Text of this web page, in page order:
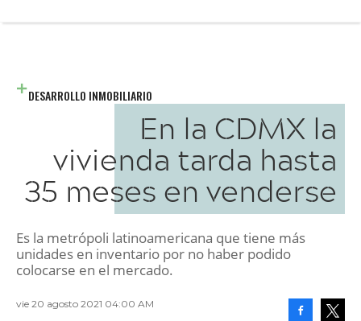
DESARROLLO INMOBILIARIO
En la CDMX la
vivienda tarda hasta
35 meses en venderse
Es la metrópoli latinoamericana que tiene más
unidades en inventario por no haber podido
colocarse en el mercado.
vie 20 agosto 2021 04:00 AM